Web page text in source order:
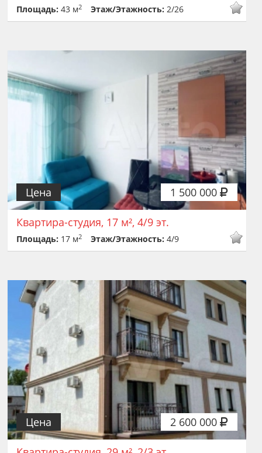
Площадь:43 м2 Этаж/Этажность:2/26
1 500 000
Цена
Квартира-студия, 17 м², 4/9 эт.
Площадь: 17 м2 Этаж/Этажность:4/9
2 600 000
Цена